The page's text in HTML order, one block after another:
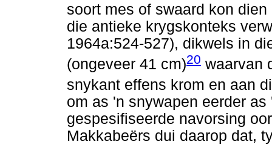
soort mes of swaard kon
die antieke krygskonteks
1964a:524-527), dikwels in
(ongeveer 41 cm)20 waarvan
snykant effens krom en aan
om as 'n snywapen eerder
gespesifiseerde navorsing
Makkabeërs dui daarop dat,